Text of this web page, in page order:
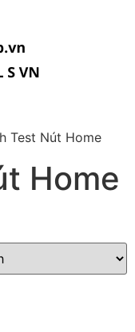
Test Nút Home
Home